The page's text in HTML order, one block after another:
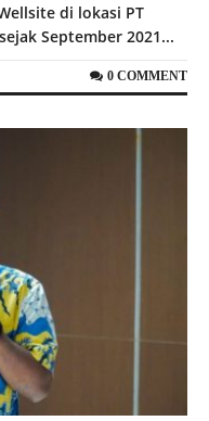
di lokasi PT
September 2021...
0 COMMENT